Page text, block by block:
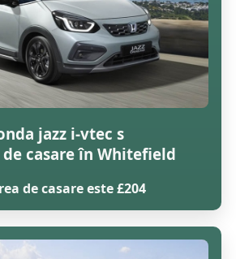
jazz i-vtec s
casare în Whitefield
de casare este £204